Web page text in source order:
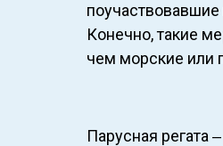
Конечно, такие
чем морские или
Парусная регата